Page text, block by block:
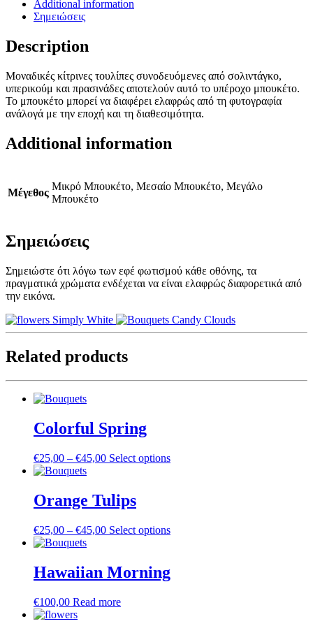
Additional information
Σημειώσεις
Description
Μοναδικές κίτρινες τουλίπες συνοδευόμενες από σολιντάγκο,
υπερικούμ και πρασινάδες αποτελούν αυτό το υπέροχο μπουκέτο.
Το μπουκέτο μπορεί να διαφέρει ελαφρώς από τη φυτογραφία
ανάλογά με την εποχή και τη διαθεσιμότητα.
Additional information
Μέγεθος
Μικρό Μπουκέτο, Μεσαίο Μπουκέτο, Μεγάλο
Μπουκέτο
Σημειώσεις
Σημειώστε ότι λόγω των εφέ φωτισμού κάθε οθόνης, τα
πραγματικά χρώματα ενδέχεται να είναι ελαφρώς διαφορετικά από
την εικόνα.
Simply White
Candy Clouds
Related products
Colorful Spring
€25,00 – €45,00 Select options
Orange Tulips
€25,00 – €45,00 Select options
Hawaiian Morning
€100,00 Read more